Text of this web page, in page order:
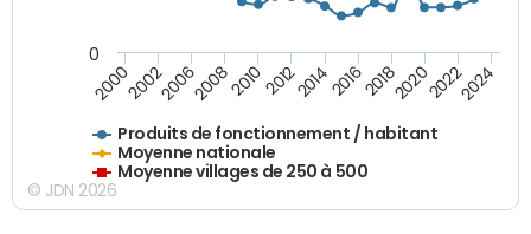
Produits de fonctionnement / habitant
Moyenne nationale
Moyenne villages de 250 à 500
200020022006200820102012201420162018202020222024
0
© JDN 2026